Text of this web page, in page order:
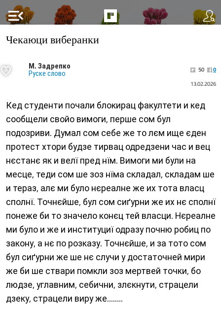
menu_open
Чекаюци виберанки
М. Задрепко
Руске слово 50
0
13.02.2026
Кед студенти почали блокирац факултети и кед
сообщели свойо вимоги, перше сом бул
подозриви. Думал сом себе же то лєм ище єден
протест хтори будзе тирвац одредзени час и вец
нєстанє як и велї пред нїм. Вимоги ми були на
месце, теди сом ше зоз нїма складал, складам ше
и тераз, алє ми було нєреалне же их тота власц
сполнї. Точнєйше, бул сом сиґурни же их нє сполнї
понеже би то значело конєц тей власци. Нєреалне
ми було и же и институциї одразу почню робиц по
закону, а нє по розказу. Точнєйше, и за тото сом
бул сиґурни же ше нє случи у достаточней мири
же би ше ствари помкли зоз мертвей точки, бо
людзе, углавним, себични, злєкнути, страцели
дзеку, страцели виру же........